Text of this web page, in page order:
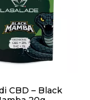
CBD – Black